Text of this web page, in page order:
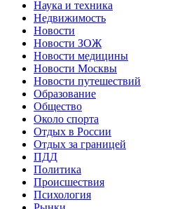
Наука и техника
Недвижимость
Новости
Новости ЗОЖ
Новости медицины
Новости Москвы
Новости путешествий
Образование
Общество
Около спорта
Отдых в России
Отдых за границей
ПДД
Политика
Происшествия
Психология